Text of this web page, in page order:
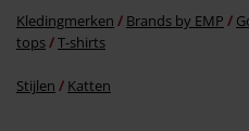
Kledingmerken Brands by EMP
tops
T-shirts
Stijlen Katten